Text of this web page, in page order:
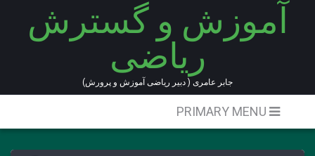
آموزش و گسترش
ریاضی
جابر عامری ( دبیر ریاضی آموزش و پرورش)